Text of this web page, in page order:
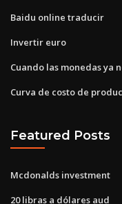
Baidu online traducir
Invertir euro
Cuando las monedas ya
Curva de costo de
Featured Posts
Mcdonalds investment
20 libras a dólares aud